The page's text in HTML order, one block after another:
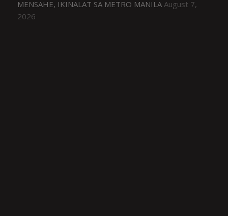
MENSAHE, IKINALAT SA METRO MANILA August 7,
2026